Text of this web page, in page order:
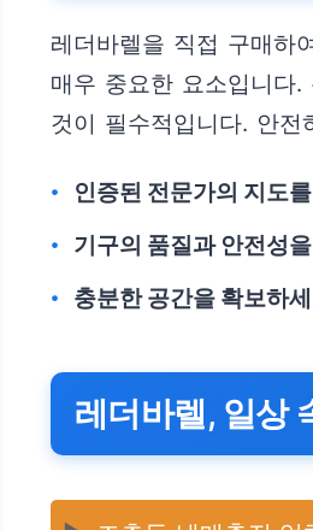
레더바렐을 직접 구매하
매우 중요한 요소입니다
것이 필수적입니다. 안
인증된 전문가의 지도
기구의 품질과 안전성
충분한 공간을 확보하
레더바렐, 일상